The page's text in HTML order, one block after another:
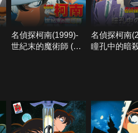
名偵探柯南(1999)-
世紀末的魔術師 (國
名偵探柯南
瞳孔中的暗